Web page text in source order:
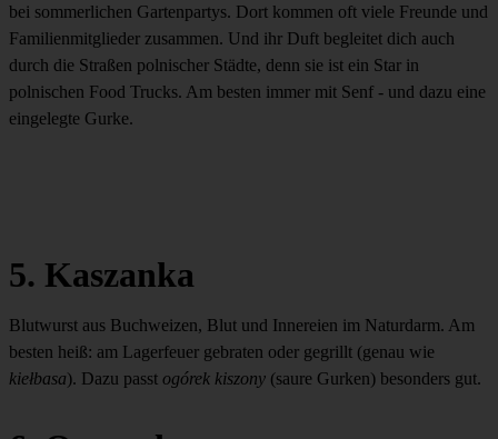
bei sommerlichen Gartenpartys. Dort kommen oft viele Freunde und
Familienmitglieder zusammen. Und ihr Duft begleitet dich auch
durch die Straßen polnischer Städte, denn sie ist ein Star in
polnischen Food Trucks. Am besten immer mit Senf - und dazu eine
eingelegte Gurke.
5. Kaszanka
Blutwurst aus Buchweizen, Blut und Innereien im Naturdarm. Am
besten heiß: am Lagerfeuer gebraten oder gegrillt (genau wie
kiełbasa). Dazu passt ogórek kiszony (saure Gurken) besonders gut.